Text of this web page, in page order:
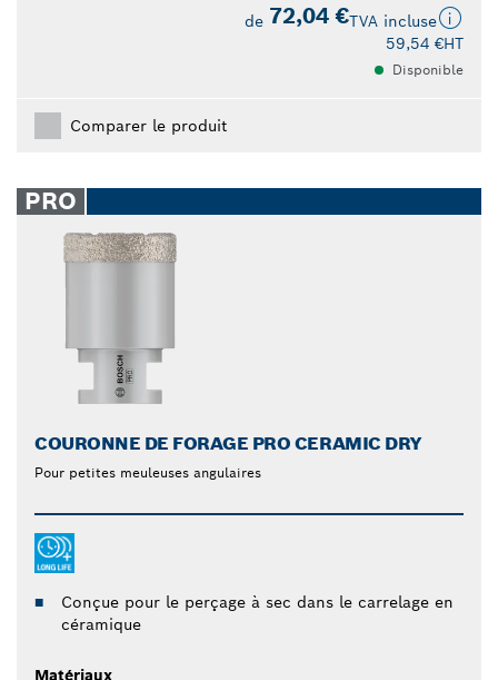
de 72,04 €TVA incluse
59,54 €HT
Disponible
Comparer le produit
PRO
COURONNE DE FORAGE PRO CERAMIC DRY
Pour petites meuleuses angulaires
Conçue pour le perçage à sec dans le carrelage en
céramique
Matériaux